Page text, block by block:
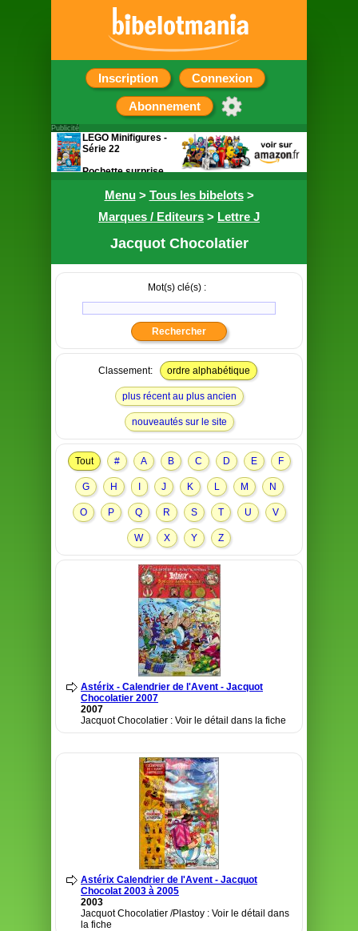
Inscription Connexion
Abonnement
Menu> Tous les bibelots>
Marques / Editeurs > Lettre J
Jacquot Chocolatier
Mot(s) clé(s) :
Classement: ordre alphabétique
plus récent au plus ancien
nouveautés sur le site
Tout # A B C D E F
G H J K L M N
O P Q R S T U V
W X Y Z
Astérix - Calendrier de l'Avent - Jacquot
Chocolatier 2007
2007
Jacquot Chocolatier : Voir le détail dans la fiche
Astérix Calendrier de l'Avent - Jacquot
Chocolat 2003 à 2005
2003
Jacquot Chocolatier /Plastoy : Voir le détail dans
la fiche
Publicité
LEGO Minifigures -
Série 22
Pochette surprise
figurine